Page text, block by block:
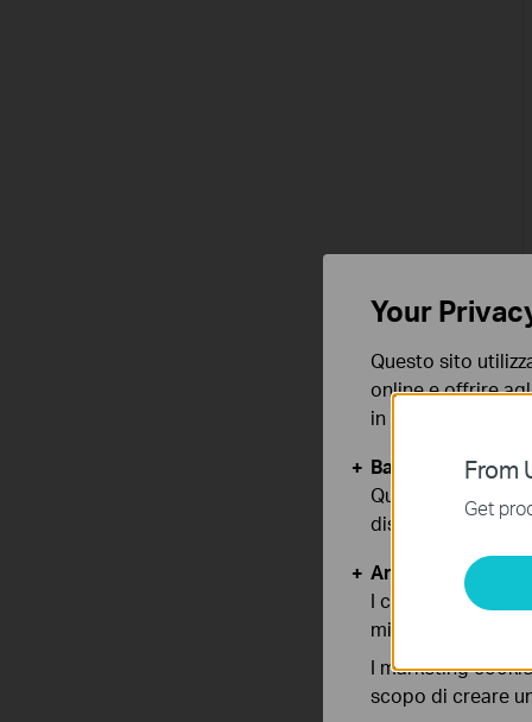
From
Get
Your
Questo sito
online e offrire
in qualunque
Basic Cookies
Questi cookies
disattivati nel tuo
Analytics e
I cookies analitici
migliorarne le
I marketing
scopo di creare